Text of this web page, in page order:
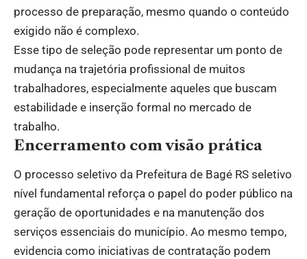
processo de preparação, mesmo quando o conteúdo
exigido não é complexo.
Esse tipo de seleção pode representar um ponto de
mudança na trajetória profissional de muitos
trabalhadores, especialmente aqueles que buscam
estabilidade e inserção formal no mercado de
trabalho.
Encerramento com visão prática
O processo seletivo da Prefeitura de Bagé RS seletivo
nível fundamental reforça o papel do poder público na
geração de oportunidades e na manutenção dos
serviços essenciais do município. Ao mesmo tempo,
evidencia como iniciativas de contratação podem